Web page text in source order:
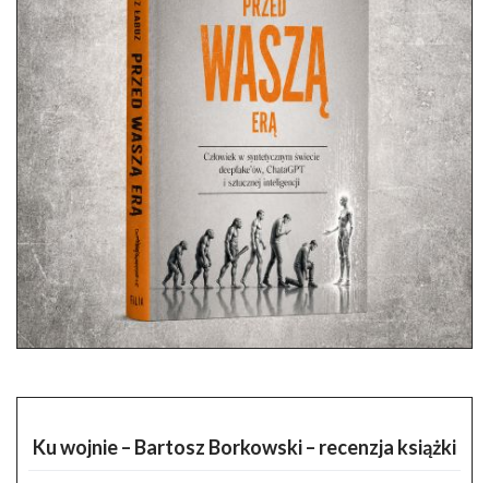
Ku wojnie – Bartosz Borkowski – recenzja książki